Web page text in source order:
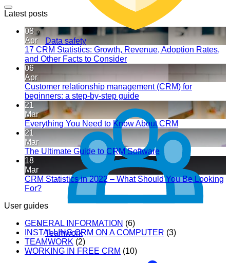
Data safety
Teamwork
Latest posts
08
Apr
17 CRM Statistics: Growth, Revenue, Adoption Rates,
and Other Facts to Consider
06
Apr
Customer relationship management (CRM) for
beginners: a step-by-step guide
21
Mar
Everything You Need to Know About CRM
21
Mar
The Ultimate Guide to CRM Software
18
Mar
CRM Statistics in 2022 – What Should You Be Looking
For?
User guides
GENERAL INFORMATION (6)
INSTALLING CRM ON A COMPUTER (3)
TEAMWORK (2)
WORKING IN FREE CRM (10)